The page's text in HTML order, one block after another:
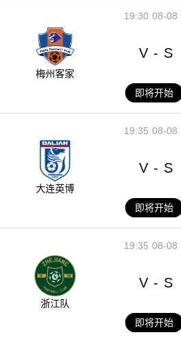
08-08
19:30
梅州客家
V - S
即将开始
08-08
19:35
大连英博
V - S
即将开始
08-08
19:35
浙江队
V - S
即将开始